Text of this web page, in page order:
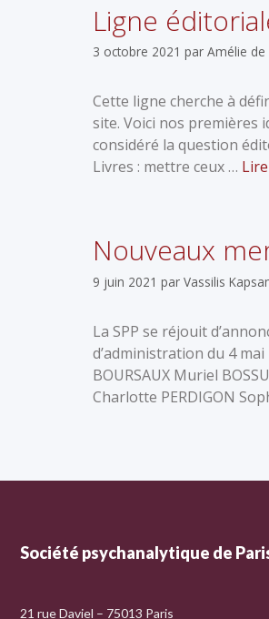
Ligne
3 octobre 2021 par Amélie de
Cette ligne cherche à
site. Voici nos premières
considéré la question
Livres : mettre ceux …
Nouveaux
9 juin 2021 par Vassilis
La SPP se réjouit
d’administration du 4
BOURSAUX Muriel
Charlotte PERDIGON
Société psychanalytique de
21 rue Daviel – 75013 Paris